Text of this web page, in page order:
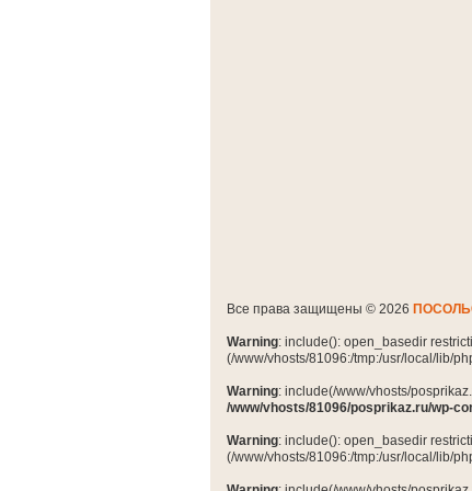
Все права защищены © 2026
Warning: include(): open_basedir
(/www/vhosts/81096:/tmp:/usr/local/lib/
Warning: include(/www/vhosts/
/www/vhosts/81096/posprikaz.ru/wp-
Warning: include(): open_basedir
(/www/vhosts/81096:/tmp:/usr/local/lib/